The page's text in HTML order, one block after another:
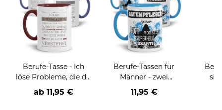
Berufe-Tasse - Ich
löse Probleme, die du
nicht verstehst -
verschiedene Berufe
ab 11,95 €
Berufe-Tassen für
Männer - zwei
Farbvarianten
11,95 €